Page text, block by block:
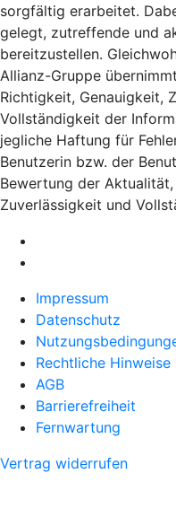
sorgfältig erarbeitet.
gelegt, zutreffende und
bereitzustellen.
Allianz-Gruppe
Richtigkeit, Genauigkeit,
Vollständigkeit der
jegliche Haftung für
Benutzerin bzw. der
Bewertung der
Zuverlässigkeit und
Impressum
Datenschutz
Rechtliche Hinweise
AGB
Barrierefreiheit
Fernwartung
Vertrag widerrufen